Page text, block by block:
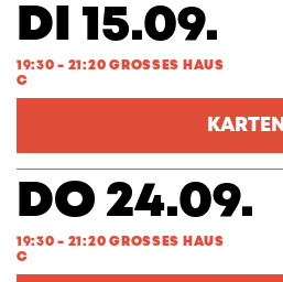
DI 15.09.
19:30 - 21:20 GROSSES HAUS
C
KARTEN
DO 24.09.
19:30 - 21:20 GROSSES HAUS
C